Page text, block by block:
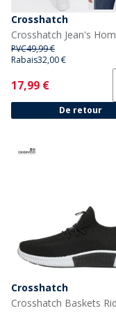
Crosshatch
PVC49,99 €
Rabais32,00 €
Current
17,99 €
De retour
Crosshatch